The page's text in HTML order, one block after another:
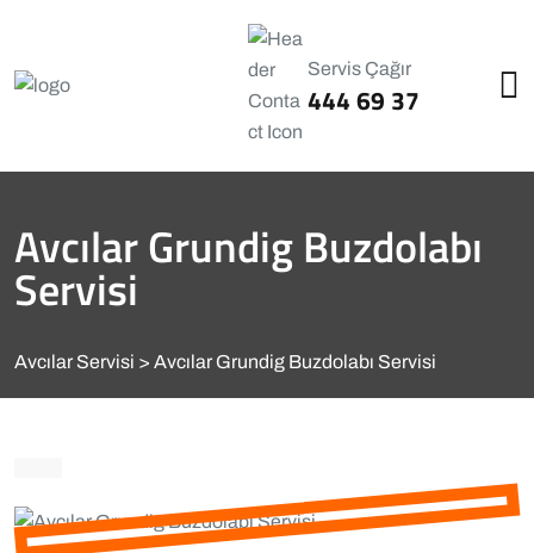
Servis Çağır
444 69 37
Avcılar Grundig Buzdolabı
Servisi
Avcılar Servisi Avcılar Grundig Buzdolabı Servisi